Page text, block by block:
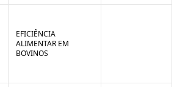
EFICIÊNCIA
ALIMENTAR EM
BOVINOS